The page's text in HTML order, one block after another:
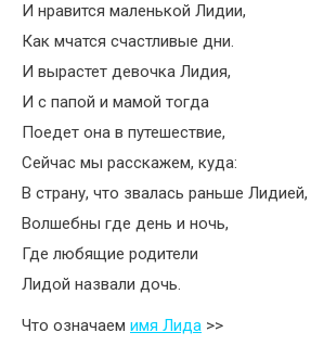
И нравится маленькой Лидии,
Как мчатся счастливые дни.
И вырастет девочка Лидия,
И с папой и мамой тогда
Поедет она в путешествие,
Сейчас мы расскажем, куда:
В страну, что звалась раньше Лидией,
Волшебны где день и ночь,
Где любящие родители
Лидой назвали дочь.
Что означаем имя Лида >>